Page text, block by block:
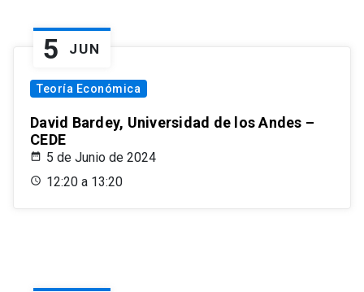
5 JUN
Teoría Económica
David Bardey, Universidad de los Andes –
CEDE
5 de Junio de 2024
12:20 a 13:20